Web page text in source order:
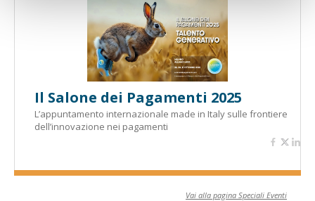
Il Salone dei Pagamenti 2025
L’appuntamento internazionale made in Italy sulle frontiere
dell’innovazione nei pagamenti
Vai alla pagina Speciali Eventi